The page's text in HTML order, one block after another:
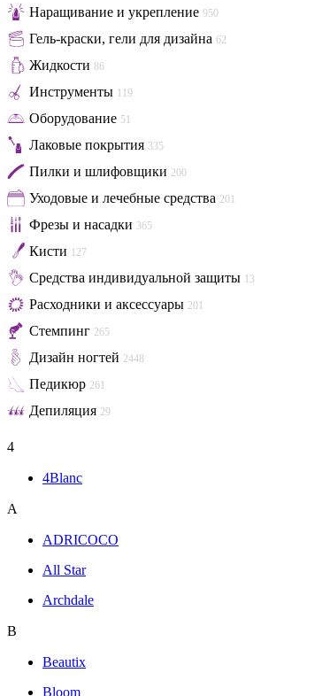
Наращивание и укрепление 950
Гель-краски, гели для дизайна 62
Жидкости 86
Инструменты 119
Оборудование 51
Лаковые покрытия 335
Пилки и шлифовщики 200
Уходовые и лечебные средства 201
Фрезы и насадки 365
Кисти 127
Средства индивидуальной защиты 13
Расходники и аксессуары 201
Стемпинг 265
Дизайн ногтей 2448
Педикюр 261
Депиляция 29
4
4Blanc
A
ADRICOCO
All Star
Archdale
B
Beautix
Bloom